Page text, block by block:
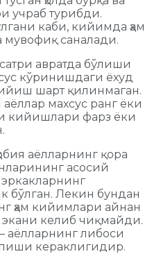
учраб турибди.
каби, кийимда ҳам
мувофиқ саналади.
авратда бўлиши
кўринишдаги ёхуд
шарт қилинмаган.
махсус ранг ёки
кийишлари фарз ёки
аёлларнинг қора
асосий
эркакларнинг
бўлган. Лекин бундан
ҳам кийимлари айнан
келиб чиқмайди.
аёлларнинг либоси
кераклигидир.